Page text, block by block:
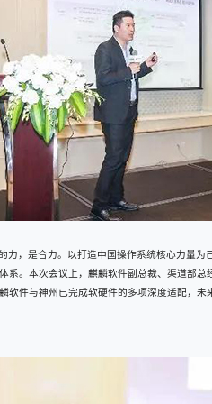
力，是合力。以打造中国操作系统核心力量
系。本次会议上，麒麟软件副总裁、渠道部
软件与神州已完成软硬件的多项深度适配，